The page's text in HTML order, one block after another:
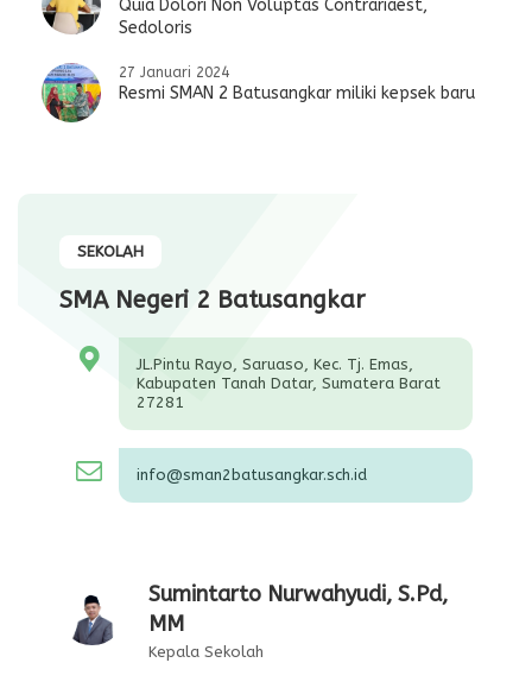
Quia Dolori Non Voluptas Contrariaest,
Sedoloris
27 Januari 2024
Resmi SMAN 2 Batusangkar miliki kepsek baru
SEKOLAH
SMA Negeri 2 Batusangkar
JL.Pintu Rayo, Saruaso, Kec. Tj. Emas,
Kabupaten Tanah Datar, Sumatera Barat
27281
info@sman2batusangkar.sch.id
Sumintarto Nurwahyudi, S.Pd,
MM
Kepala Sekolah